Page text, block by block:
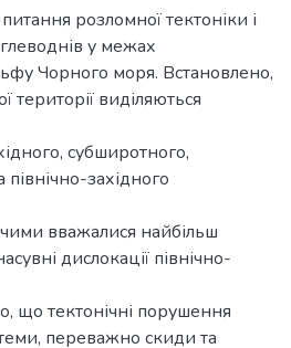
розломної тектоніки і
у межах
Чорного моря. Встановлено,
території виділяються
субширотного,
західного
вважалися найбільш
дислокації північно-
що тектонічні порушення
переважно скиди та